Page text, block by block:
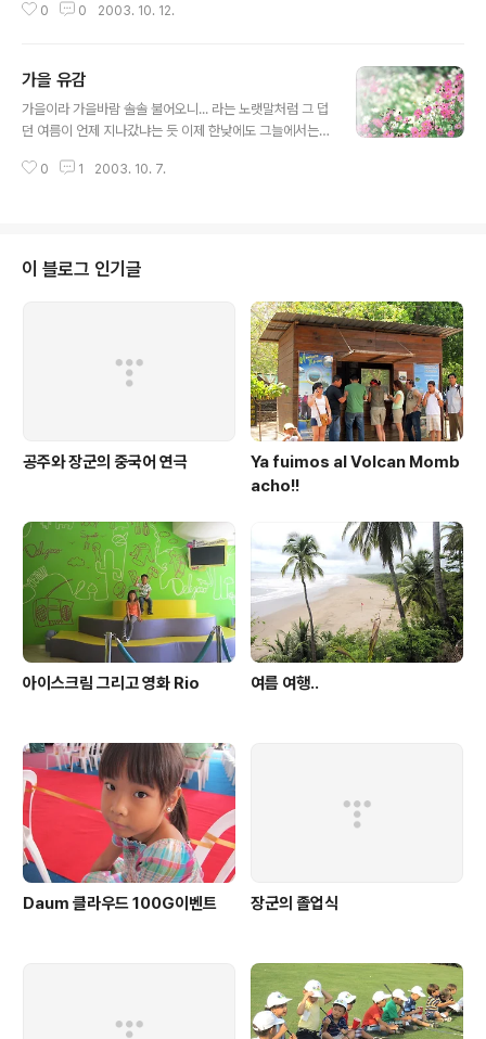
을 올립니다. 구미에 따라 식빵을 구워도 되고 재료를 올리
세째, 과일이 빠질수가 없지요. 사과를 올렸습니다. 아직 사
과가 제철이 아닌듯 맛이 덜하기는 하지만꼭 얹어서 드세
요. 샌드위치에 빠질 수 없는 것이 야채이지요. 오늘의 야채
으세요. 마지막으로 다시빵을 덮어서 알맞은 크기로 썰어
0 0 2003. 10. 12.
가을 유감
가을이라 가을바람 솔솔 불어오니... 라는 노랫말처럼 그 덥
던 여름이 언제 지나갔냐는 듯 이제 한낮에도 그늘에서는
은 남방 한자락으로는 조금 부족하다 싶다. 가을이라는 단
이든 채소든 부르는게 값이라 그 좋아하는 시금치 나물 한
번 먹기가 힘들다. 그나마 조금 싼 사과가 가끔 나오기에 산
모에 좋다는 과일을 사과로 대신하고 있지만 먹고 싶어하
는 귤은 아직 제철이 아닌 관계로 비싸기가 이를데 없어 어
쩌다 입맛만 버리는 정도로 만족한다. 항상 그렇지만 먹는
게 걱정이다. 이것은 먹어도 괜찮은건지, 이..
0 1 2003. 10. 7.
이 블로그 인기글
공주와 장군의 중국어 연극
Ya fuimos al Volcan Momb
acho!!
아이스크림 그리고 영화 Rio 여름 여행..
Daum 클라우드 100G이벤트 장군의 졸업식